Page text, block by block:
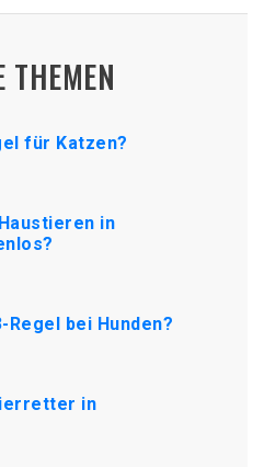
THEMEN
für Katzen?
in
bei Hunden?
in